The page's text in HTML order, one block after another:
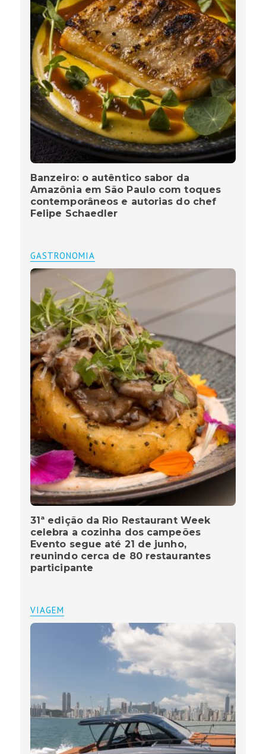
Banzeiro: o autêntico sabor da
Amazônia em São Paulo com toques
contemporâneos e autorias do chef
Felipe Schaedler
GASTRONOMIA
31ª edição da Rio Restaurant Week
celebra a cozinha dos campeões
Evento segue até 21 de junho,
reunindo cerca de 80 restaurantes
participante
VIAGEM